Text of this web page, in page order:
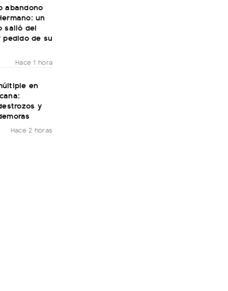
abandono
un
salió del
pedido de su
Hace 1 hora
en
y
Hace 2 horas